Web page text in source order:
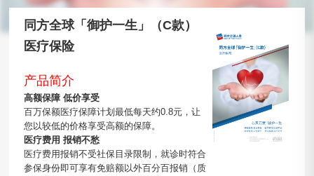
同方全球「御护一生」（C款）
医疗保险
产品简介
高额保障 低价享受
百万保额医疗保障计划最低每天约0.8元，让
您以较低的价格享受高额的保障。
医疗费用 报销不愁
医疗费用报销不受社保目录限制，就诊时符合
参保身份即可享有免赔额以外百分百报销（质